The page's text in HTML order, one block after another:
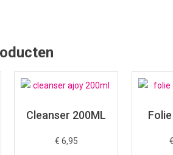
Cleanser 200ML
€ 6,95 €